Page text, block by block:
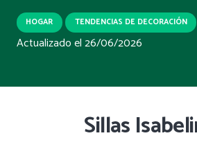
HOGAR TENDENCIAS DE DECORACIÓN
Actualizado el26/06/2026
Sillas